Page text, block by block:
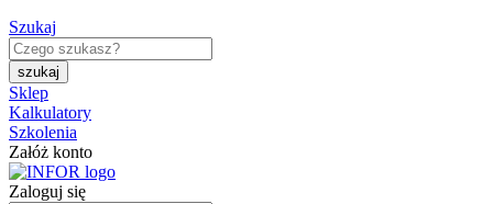
Szukaj
Sklep
Kalkulatory
Szkolenia
Załóż konto
Zaloguj się